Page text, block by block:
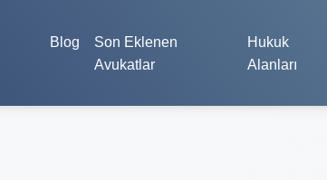
Blog
Son Eklenen
Avukatlar
Hukuk
Alanları